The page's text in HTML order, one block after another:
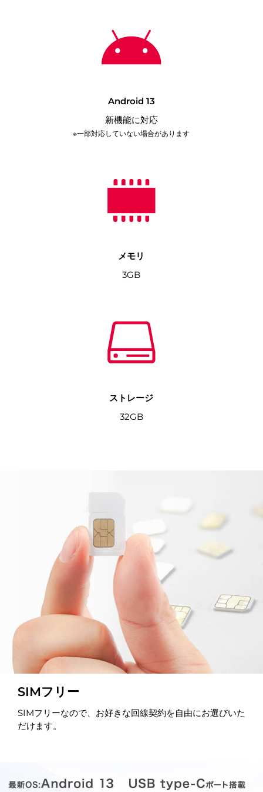
Android 13
新機能に対応
※一部対応していない場合があります
メモリ
3GB
ストレージ
32GB
SIMフリー
SIMフリーなので、お好きな回線契約を自由にお選びいた
だけます。